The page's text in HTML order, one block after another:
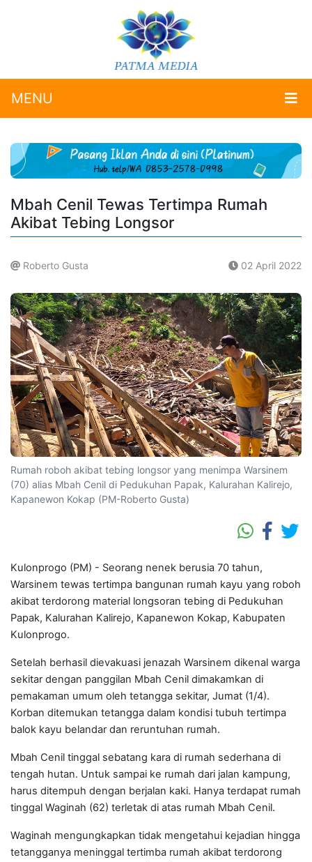
MENU
Mbah Cenil Tewas Tertimpa Rumah
Akibat Tebing Longsor
Roberto Gusta 02 April 2022
Rumah roboh akibat tebing longsor yang menimpa Warsinem
(70) alias Mbah Cenil di Pedukuhan Papak, Kalurahan Kalirejo,
Kapanewon Kokap (PM-Roberto Gusta)
Kulonprogo (PM) - Seorang nenek berusia 70 tahun,
Warsinem tewas tertimpa bangunan rumah kayu yang roboh
akibat terdorong material longsoran tebing di Pedukuhan
Papak, Kalurahan Kalirejo, Kapanewon Kokap, Kabupaten
Kulonprogo.
Setelah berhasil dievakuasi jenazah Warsinem dikenal warga
sekitar dengan panggilan Mbah Cenil dimakamkan di
pemakaman umum oleh tetangga sekitar, Jumat (1/4).
Korban ditemukan tetangga dalam kondisi tubuh tertimpa
balok kayu belandar dan reruntuhan rumah.
Mbah Cenil tinggal sebatang kara di rumah sederhana di
tengah hutan. Untuk sampai ke rumah dari jalan kampung,
harus ditempuh dengan berjalan kaki. Hanya terdapat rumah
tinggal Waginah (62) terletak di atas rumah Mbah Cenil.
Waginah mengungkapkan tidak mengetahui kejadian hingga
tetangganya meninggal tertimba rumah akibat terdorong